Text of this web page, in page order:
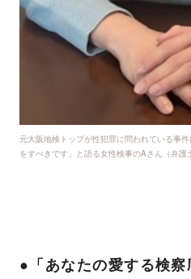
元大阪地検トップが性犯罪に問われている事
をすべきです」と語る女性検事のAさん（弁護
●「あなたの愛する検